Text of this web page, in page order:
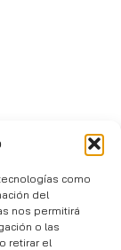
como
del
nos permitirá
o las
retirar el